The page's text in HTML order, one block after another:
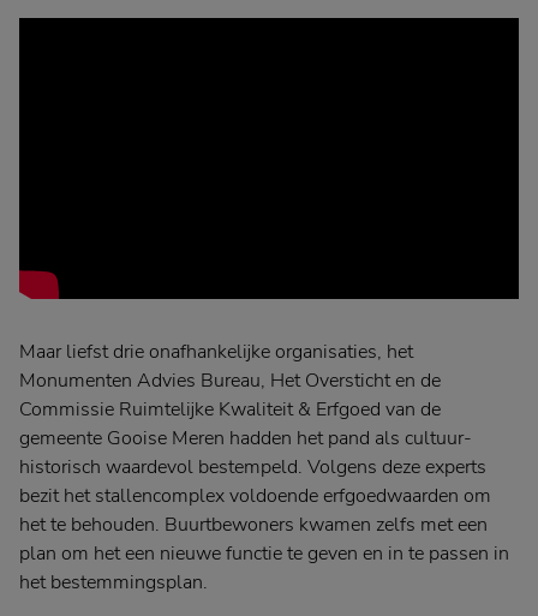
Maar liefst drie onafhankelijke organisaties, het
Monumenten Advies Bureau, Het Oversticht en de
Commissie Ruimtelijke Kwaliteit & Erfgoed van de
gemeente Gooise Meren hadden het pand als cultuur-
historisch waardevol bestempeld. Volgens deze experts
bezit het stallencomplex voldoende erfgoedwaarden om
het te behouden. Buurtbewoners kwamen zelfs met een
plan om het een nieuwe functie te geven en in te passen in
het bestemmingsplan.